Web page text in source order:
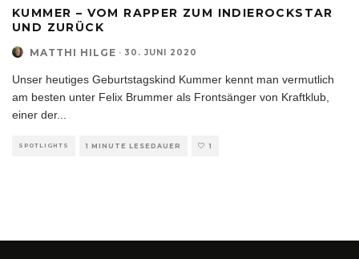
KUMMER – VOM RAPPER ZUM INDIEROCKSTAR
UND ZURÜCK
MATTHI HILGE · 30. JUNI 2020
Unser heutiges Geburtstagskind Kummer kennt man vermutlich
am besten unter Felix Brummer als Frontsänger von Kraftklub,
einer der...
SPOTLIGHTS 1 MINUTE LESEDAUER 1